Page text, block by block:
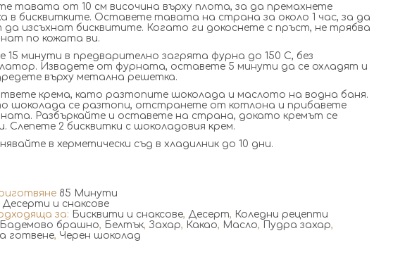
тавата от 10 см височина върху плота, за да премахнете
в бисквитките. Оставете тавата на страна за около 1 час, за да
да изсъхнат бисквитите. Когато ги докоснете с пръст, не трябва
по кожата ви.
15 минути в предварително загрята фурна до 150 С, без
Извадете от фурната, оставете 5 минути да се охладят и
върху метална решетка.
крема, като разтопите шоколада и маслото на водна баня.
шоколада се разтопи, отстранете от котлона и прибавете
Разбъркайте и оставете на страна, докато кремът се
Слепете 2 бисквитки с шоколадовия крем.
в херметически съд в хладилник до 10 дни.
85 Минути
Десерти и снаксове
за: Бисквити и снаксове, Десерт, Коледни рецепти
Бадемово брашно, Белтък, Захар, Какао, Масло, Пудра захар,
готвене, Черен шоколад